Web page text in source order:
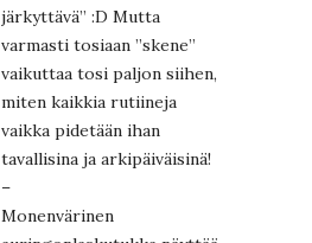
järkyttävä” :D Mutta
varmasti tosiaan ”skene”
vaikuttaa tosi paljon siihen,
miten kaikkia rutiineja
vaikka pidetään ihan
tavallisina ja arkipäiväisinä!
–
Monenvärinen